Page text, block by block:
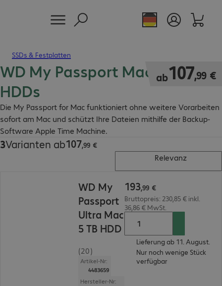
SSDs & Festplatten
WD My Passport Mac externe
HDDs
Die My Passport for Mac funktioniert ohne weitere Vorarbeiten
sofort am Mac und schützt Ihre Dateien mithilfe der Backup-
Software Apple Time Machine.
ab107,99 €
107,99 €
3Varianten ab107,99 €
107,99 €
Relevanz
WD My
Passport
Ultra Mac
5 TB HDD
(20)
Artikel-Nr:
4483659
Hersteller-Nr:
193,99 €
Bruttopreis: 230,85 € inkl.
36,86 € MwSt.
Lieferung ab 11. August.
Nur noch wenige Stück
verfügbar